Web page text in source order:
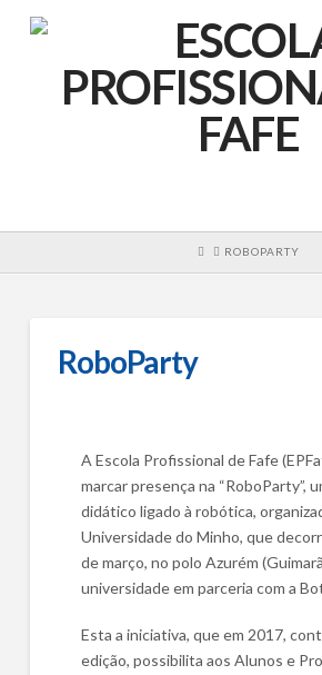
HOMEROBOPARTY
RoboParty
A Escola Profissional de Fafe
marcar presença na “RoboParty”,
didático ligado à robótica,
Universidade do Minho, que
de março, no polo Azurém
universidade em parceria com a
Esta a iniciativa, que em 2017,
edição, possibilita aos Alunos e